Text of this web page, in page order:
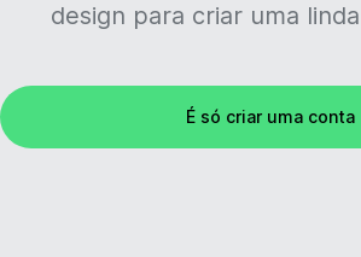
design para criar uma
É só criar uma conta